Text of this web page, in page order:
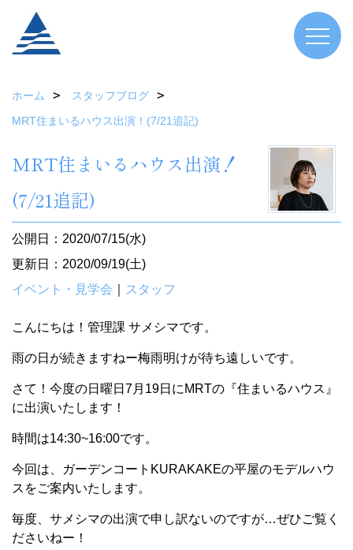
ホーム
スタッフブログ
MRT住まいるハウス出演！(7/21追記)
MRT住まいるハウス出演！
(7/21追記)
公開日：2020/07/15(水)
更新日：2020/09/19(土)
イベント・見学会
スタッフ
こんにちは！管理課 サメシマです。
雨の日が続きますねー梅雨明けが待ち遠しいです。
さて！今度の日曜日7月19日にMRTの『住まいるハウス』
に出演いたします！
時間は14:30~16:00です。
今回は、ガーデンコートKURAKAKEの平屋のモデルハウ
スをご案内いたします。
毎度、サメシマの出演で申し訳ないのですが…ぜひご覧く
ださいねー！